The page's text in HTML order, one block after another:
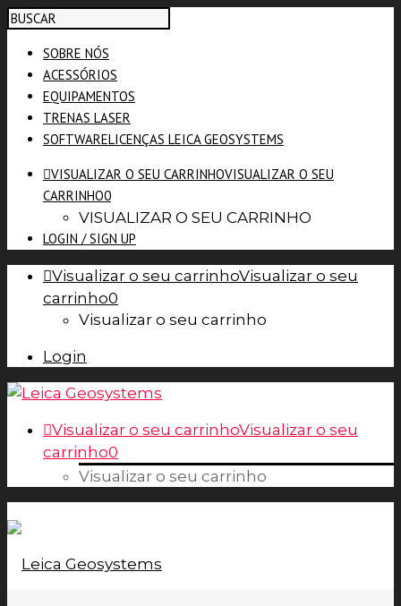
SOBRE NÓS
ACESSÓRIOS
EQUIPAMENTOS
TRENAS LASER
SOFTWARELICENÇAS LEICA GEOSYSTEMS
VISUALIZAR O SEU CARRINHOVISUALIZAR O SEU
CARRINHO0
VISUALIZAR O SEU CARRINHO
LOGIN / SIGN UP
Visualizar o seu carrinhoVisualizar o seu
carrinho0
Visualizar o seu carrinho
Login
Visualizar o seu carrinhoVisualizar o seu
carrinho0
Visualizar o seu carrinho